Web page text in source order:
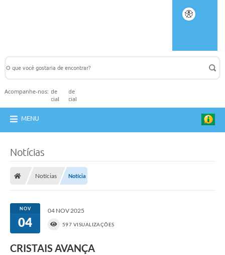
Acompanhe-nos:
MENU
Notícias
Notícias Notícia
NOV
04
04 NOV 2025
597 VISUALIZAÇÕES
CRISTAIS AVANÇA